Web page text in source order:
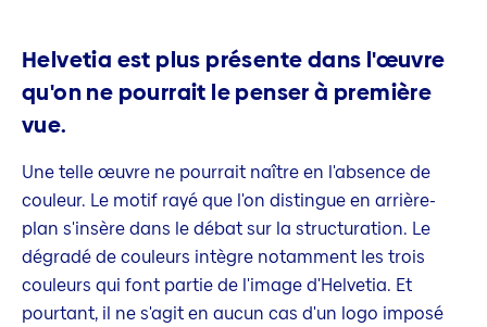
Helvetia est plus présente dans l'œuvre
qu'on ne pourrait le penser à première
vue.
Une telle œuvre ne pourrait naître en l'absence de
couleur. Le motif rayé que l'on distingue en arrière-
plan s'insère dans le débat sur la structuration. Le
dégradé de couleurs intègre notamment les trois
couleurs qui font partie de l'image d'Helvetia. Et
pourtant, il ne s'agit en aucun cas d'un logo imposé